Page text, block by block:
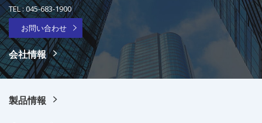
TEL :045-683-1900
お問い合わせ
会社情報
製品情報